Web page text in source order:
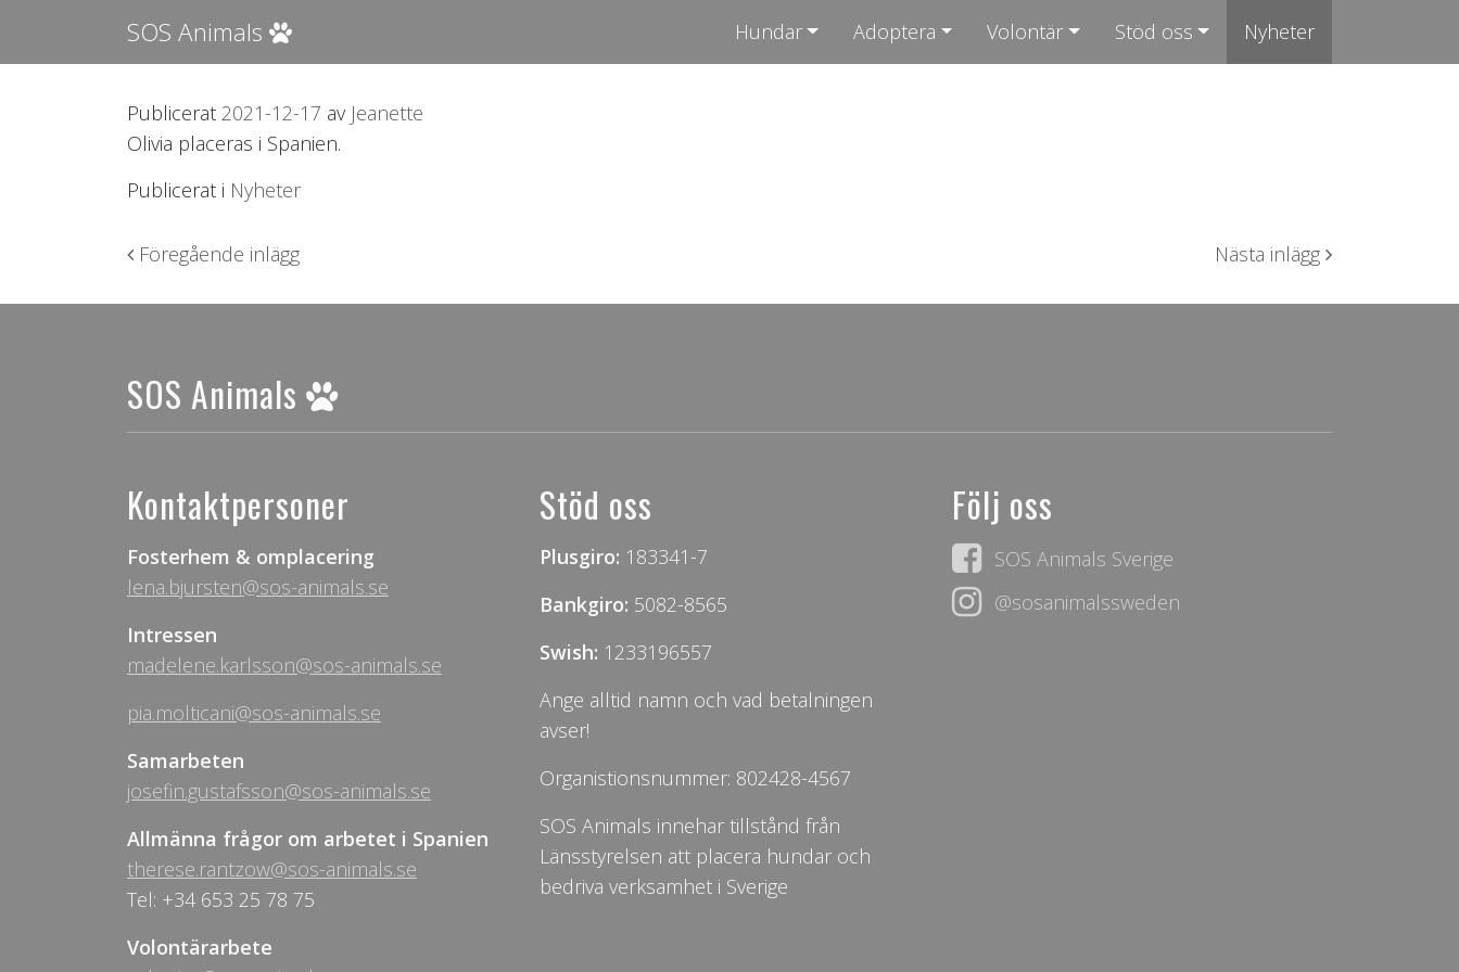
SOS Animals Hundar Adoptera Volontär Stöd oss Nyheter
Publicerat 2021-12-17 av Jeanette
Olivia placeras i Spanien.
Publicerat i Nyheter
Inläggsnavigering
Föregående inlägg Nästa inlägg
SOS Animals
Kontaktpersoner
Fosterhem & omplacering
lena.bjursten@sos-animals.se
Intressen
madelene.karlsson@sos-animals.se
pia.molticani@sos-animals.se
Samarbeten
josefin.gustafsson@sos-animals.se
Allmänna frågor om arbetet i Spanien
therese.rantzow@sos-animals.se
Tel: +34 653 25 78 75
Volontärarbete
Stöd oss
Plusgiro: 183341-7
Bankgiro: 5082-8565
Swish: 1233196557
Ange alltid namn och vad betalningen
avser!
Organistionsnummer: 802428-4567
SOS Animals innehar tillstånd från
Länsstyrelsen att placera hundar och
bedriva verksamhet i Sverige
Följ oss
SOS Animals Sverige
@sosanimalssweden